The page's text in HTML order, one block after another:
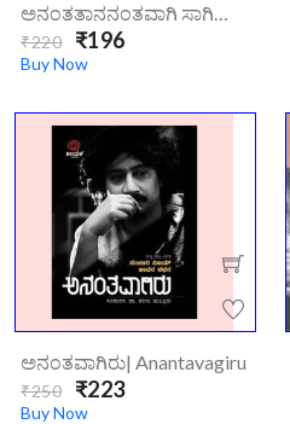
ಅನಂತತಾನನಂತವಾಗಿ ಸಾಗಿಹೋದ ಕರ್ಮಯೋಗಿ | Anantatananantavagi-Sagihoda-Karmayogi
₹220 ₹196
Buy Now
ಅನಂತವಾಗಿರು| Anantavagiru
₹250 ₹223
Buy Now